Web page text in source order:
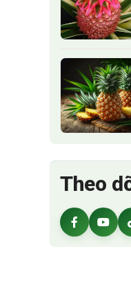
Theo